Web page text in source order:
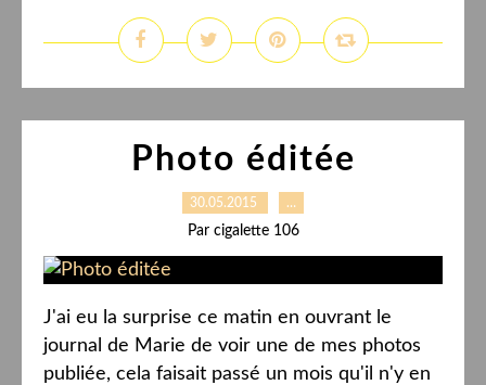
Photo éditée
30.05.2015 …
Par cigalette 106
J'ai eu la surprise ce matin en ouvrant le
journal de Marie de voir une de mes photos
publiée, cela faisait passé un mois qu'il n'y en